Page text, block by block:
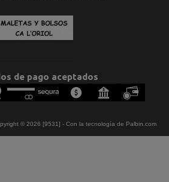
de pago aceptados
© 2026 [9531] - Con la tecnología de Palbin.com